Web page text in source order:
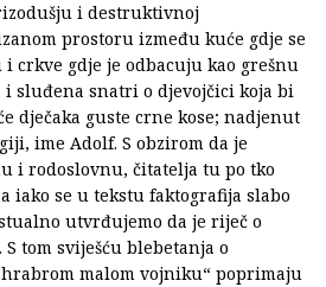
i destruktivnoj
prostoru između kuće gdje se
crkve gdje je odbacuju kao grešnu
sluđena snatri o djevojčici koja bi
dječaka guste crne kose; nadjenut
ime Adolf. S obzirom da je
i rodoslovnu, čitatelja tu po tko
iako se u tekstu faktografija slabo
utvrđujemo da je riječ o
tom sviješću blebetanja o
malom vojniku“ poprimaju